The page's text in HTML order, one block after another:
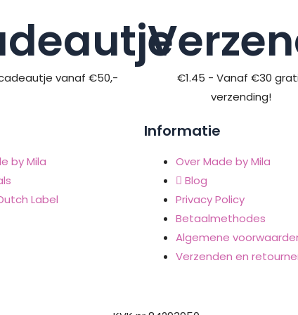
vanaf €50,-
€1.45 - Vanaf €30
verzending!
by Mila
Label
Informatie
Over Made by Mila
Blog
Privacy Policy
Betaalmethodes
Algemene
Verzenden en